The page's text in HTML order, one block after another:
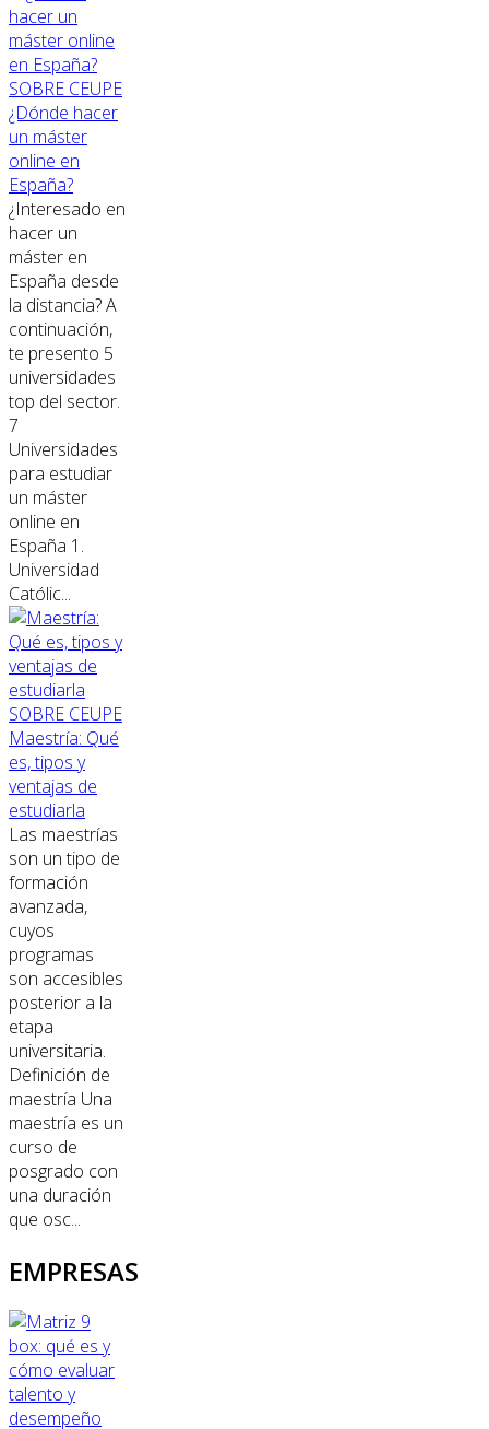
SOBRE CEUPE
¿Dónde hacer
un máster
online en
España?
¿Interesado en
hacer un
máster en
España desde
la distancia? A
continuación,
te presento 5
universidades
top del sector.
7
Universidades
para estudiar
un máster
online en
España 1.
Universidad
Católic...
SOBRE CEUPE
Maestría: Qué
es, tipos y
ventajas de
estudiarla
Las maestrías
son un tipo de
formación
avanzada,
cuyos
programas
son accesibles
posterior a la
etapa
universitaria.
Definición de
maestría Una
maestría es un
curso de
posgrado con
una duración
que osc...
EMPRESAS